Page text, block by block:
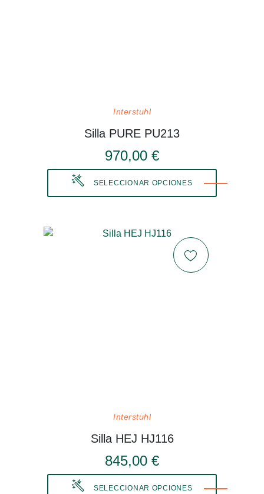
Interstuhl
Silla PURE PU213
970,00 €
SELECCIONAR OPCIONES
Interstuhl
Silla HEJ HJ116
845,00 €
SELECCIONAR OPCIONES